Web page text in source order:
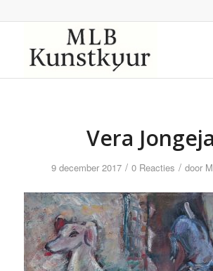
Vera
9 december 2017 / 0 Reacties / door